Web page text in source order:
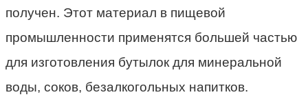
получен. Этот материал в пищевой
промышленности применятся большей частью
для изготовления бутылок для минеральной
воды, соков, безалкогольных напитков.